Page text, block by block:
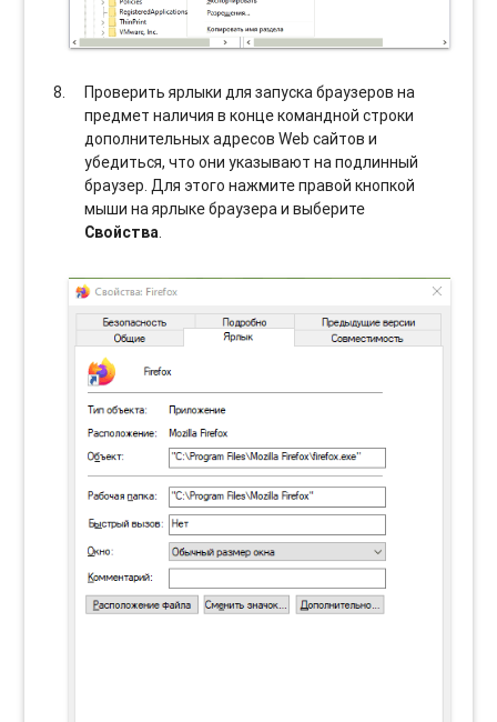
Проверить ярлыки для запуска браузеров на
предмет наличия в конце командной строки
дополнительных адресов Web сайтов и
убедиться, что они указывают на подлинный
браузер. Для этого нажмите правой кнопкой
мыши на ярлыке браузера и выберите
Свойства.